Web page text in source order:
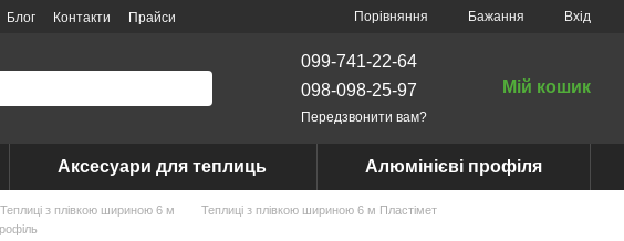
Блог Контакти Прайси Порівняння Бажання Вхід
099-741-22-64
098-098-25-97
Передзвонити вам?
Мій кошик
Аксесуари для теплиць Алюмінієві профіля
Теплиці з плівкою шириною 6 м
Теплиці з плівкою шириною 6 м Пластімет